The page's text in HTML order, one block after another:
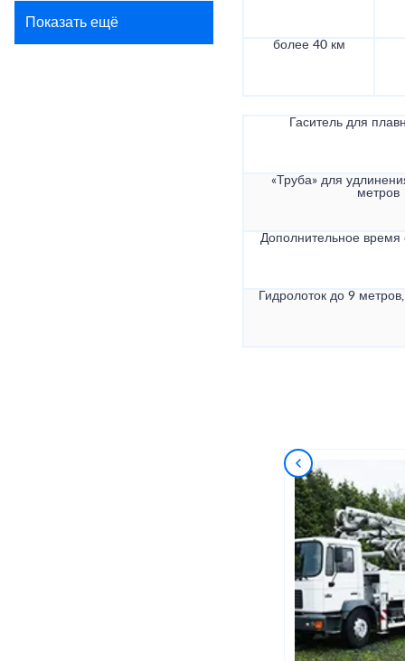
Показать ещё
более 40 км
Гаситель для
«Труба» для
метров
Дополнительное
Гидролоток до 9